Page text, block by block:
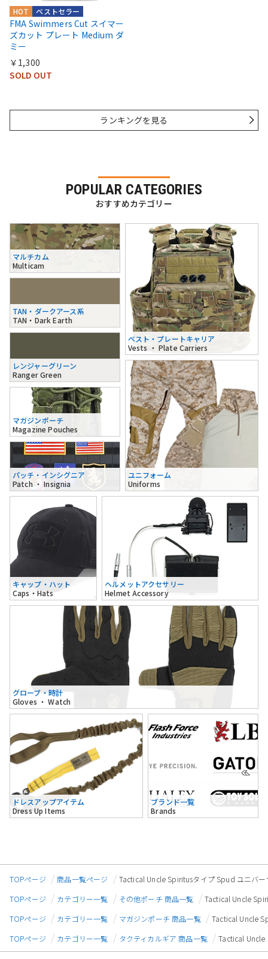
ベストセラー
HOT
FMA Swimmers Cut スイマー
ズカット プレート Medium ダ
ミー
￥1,300
SOLD OUT
ランキングを見る
POPULAR CATEGORIES
おすすめカテゴリー
マルチカム
Multicam
TAN・ダークアース系
TAN・Dark Earth
レンジャーグリーン
Ranger Green
ベスト・プレートキャリア
Vests ・ Plate Carriers
マガジンポーチ
Magazine Pouches
パッチ・インシグニア
Patch ・ Insignia
ユニフォーム
Uniforms
キャップ・ハット
Caps・Hats
ヘルメットアクセサリー
Helmet Accessory
グローブ・時計
Gloves ・ Watch
ドレスアップアイテム
Dress Up Items
ブランド一覧
Brands
TOPページ 商品一覧ページ
Tactical Uncle Spiritusタイプ Spud ユニバ
TOPページ
カテゴリー一覧 その他ポーチ 商品一覧
Tactical Uncle
TOPページ
カテゴリー一覧 マガジンポーチ 商品一覧
Tactical Uncle
TOPページ
カテゴリー一覧 タクティカルギア 商品一覧 Tactical Uncle